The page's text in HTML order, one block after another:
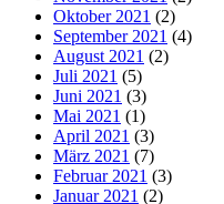
Oktober 2021 (2)
September 2021 (4)
August 2021 (2)
Juli 2021 (5)
Juni 2021 (3)
Mai 2021 (1)
April 2021 (3)
März 2021 (7)
Februar 2021 (3)
Januar 2021 (2)